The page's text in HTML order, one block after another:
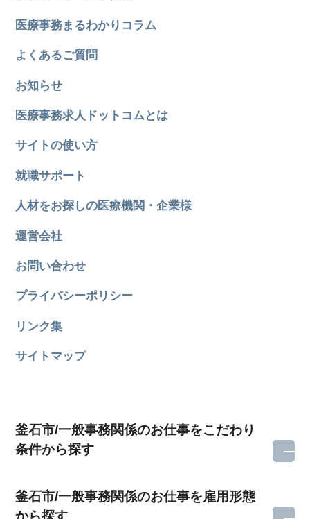
医療事務まるわかりコラム
よくあるご質問
お知らせ
医療事務求人ドットコムとは
サイトの使い方
就職サポート
人材をお探しの医療機関・企業様
運営会社
お問い合わせ
プライバシーポリシー
リンク集
サイトマップ
釜石市/一般事務関係のお仕事をこだわり
条件から探す
釜石市/一般事務関係のお仕事を雇用形態
から探す